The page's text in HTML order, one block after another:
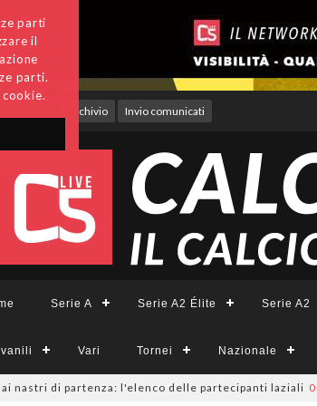
parti
il
parti.
Archivio Invio comunicati
Serie A Serie A2 Élite Serie A2
Vari Tornei Nazionale
di partenza: l'elenco delle partecipanti laziali 06/08/